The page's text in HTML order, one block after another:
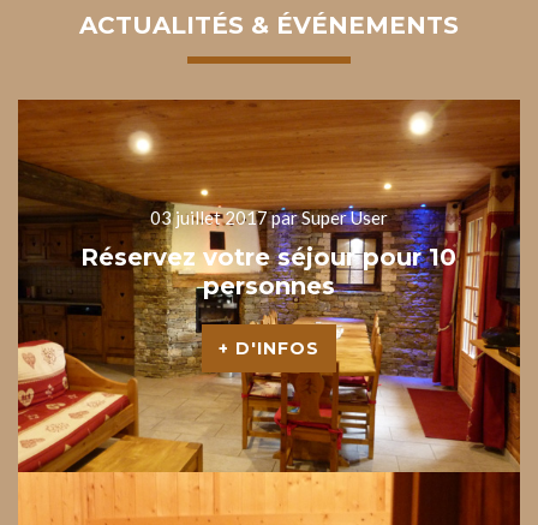
ACTUALITÉS & ÉVÉNEMENTS
03 juillet 2017par Super User
Réservez votre séjour pour 10
personnes
+ D'INFOS